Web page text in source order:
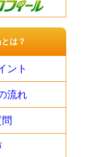
とは？
ント
流れ